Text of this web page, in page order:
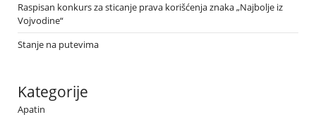
Raspisan konkurs za sticanje prava korišćenja znaka „Najbolje iz
Vojvodine“
Stanje na putevima
Kategorije
Apatin